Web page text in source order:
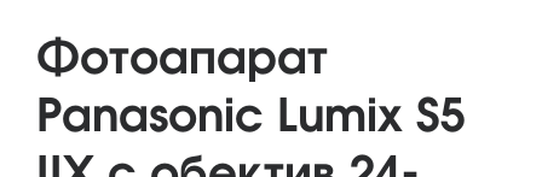
Фотоапарат
Panasonic Lumix S5